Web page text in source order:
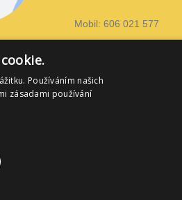
Mobil: 606 021 577
Používáním našich
zásadami používání